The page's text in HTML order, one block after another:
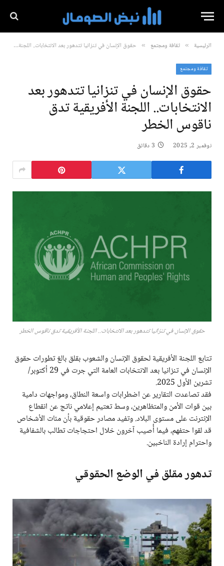
الرئيسية » ثقافة ومجتمع » حقوق الإنسان في تنزانيا تتدهور بعد الانتخابات.. اللجنة الأفريقية تدق ناقوس الخطر
ثقافة ومجتمع
حقوق الإنسان في تنزانيا تتدهور بعد
الانتخابات.. اللجنة الأفريقية تدق
ناقوس الخطر
نوفمبر 2, 2025 3 دقائق
حقوق الإنسان في تنزانيا تتدهور بعد الانتخابات.. اللجنة الأفريقية تدق ناقوس الخطر
تتابع اللجنة الأفريقية لحقوق الإنسان والشعوب بقلق بالغ تطورات حقوق
الإنسان في تنزانيا بعد الانتخابات العامة التي جرت في 29 أكتوبر/
تشرين الأول 2025.
فقد تصاعدت التقارير عن اضطرابات واسعة النطاق، ومواجهات دامية
بين قوات الأمن والمتظاهرين، وسط تعتيم إعلامي ناتج عن انقطاع
الإنترنت على مستوى البلاد. وتفيد مصادر حقوقية بأن مئات الأشخاص
قد لقوا حتفهم، فيما أُصيب آخرون خلال احتجاجات تطالب بالشفافية
واحترام إرادة الناخبين.
تدهور مقلق في الوضع الحقوقي